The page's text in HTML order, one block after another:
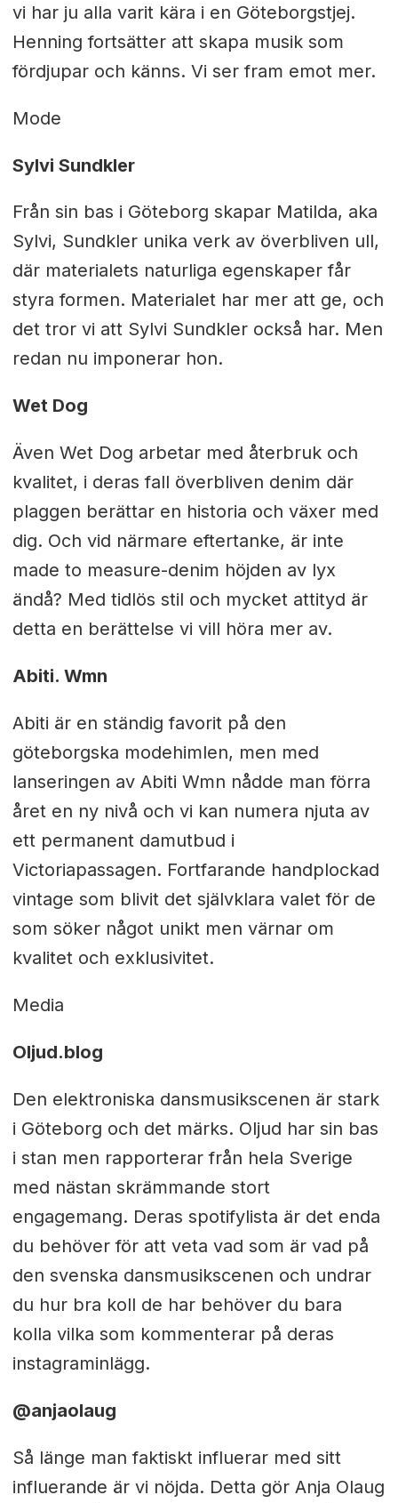
vi har ju alla varit kära i en Göteborgstjej.
Henning fortsätter att skapa musik som
fördjupar och känns. Vi ser fram emot mer.
Mode
Sylvi Sundkler
Från sin bas i Göteborg skapar Matilda, aka
Sylvi, Sundkler unika verk av överbliven ull,
där materialets naturliga egenskaper får
styra formen. Materialet har mer att ge, och
det tror vi att Sylvi Sundkler också har. Men
redan nu imponerar hon.
Wet Dog
Även Wet Dog arbetar med återbruk och
kvalitet, i deras fall överbliven denim där
plaggen berättar en historia och växer med
dig. Och vid närmare eftertanke, är inte
made to measure-denim höjden av lyx
ändå? Med tidlös stil och mycket attityd är
detta en berättelse vi vill höra mer av.
Abiti. Wmn
Abiti är en ständig favorit på den
göteborgska modehimlen, men med
lanseringen av Abiti Wmn nådde man förra
året en ny nivå och vi kan numera njuta av
ett permanent damutbud i
Victoriapassagen. Fortfarande handplockad
vintage som blivit det självklara valet för de
som söker något unikt men värnar om
kvalitet och exklusivitet.
Media
Oljud.blog
Den elektroniska dansmusikscenen är stark
i Göteborg och det märks. Oljud har sin bas
i stan men rapporterar från hela Sverige
med nästan skrämmande stort
engagemang. Deras spotifylista är det enda
du behöver för att veta vad som är vad på
den svenska dansmusikscenen och undrar
du hur bra koll de har behöver du bara
kolla vilka som kommenterar på deras
instagraminlägg.
@anjaolaug
Så länge man faktiskt influerar med sitt
influerande är vi nöjda. Detta gör Anja Olaug